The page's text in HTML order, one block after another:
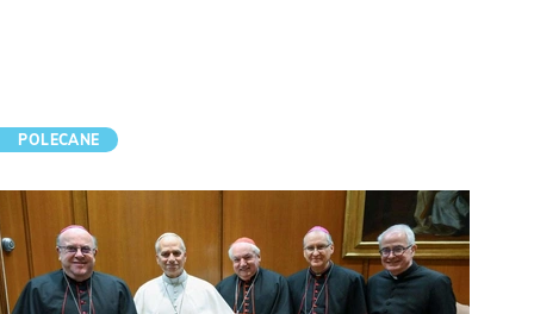
POLECANE